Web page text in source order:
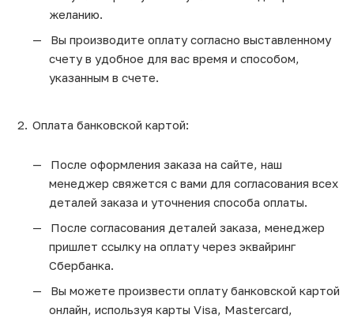
желанию.
Вы производите оплату согласно выставленному
счету в удобное для вас время и способом,
указанным в счете.
Оплата банковской картой:
После оформления заказа на сайте, наш
менеджер свяжется с вами для согласования всех
деталей заказа и уточнения способа оплаты.
После согласования деталей заказа, менеджер
пришлет ссылку на оплату через эквайринг
Сбербанка.
Вы можете произвести оплату банковской картой
онлайн, используя карты Visa, Mastercard,